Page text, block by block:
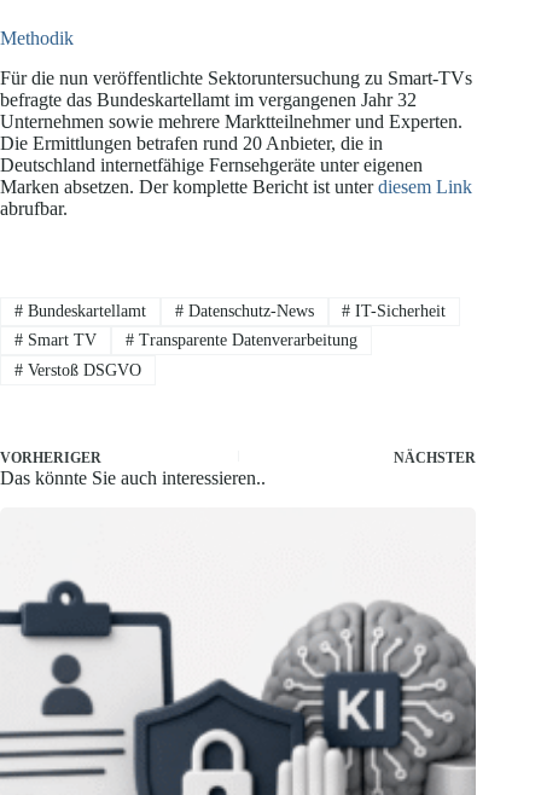
Methodik
Für die nun veröffentlichte Sektoruntersuchung zu Smart-TVs
befragte das Bundeskartellamt im vergangenen Jahr 32
Unternehmen sowie mehrere Marktteilnehmer und Experten.
Die Ermittlungen betrafen rund 20 Anbieter, die in
Deutschland internetfähige Fernsehgeräte unter eigenen
Marken absetzen. Der komplette Bericht ist unterdiesem Link
abrufbar.
#Bundeskartellamt #Datenschutz-News # IT-Sicherheit
#Smart TV #Transparente Datenverarbeitung
#Verstoß DSGVO
VORHERIGER NÄCHSTER
Das könnte Sie auch interessieren..